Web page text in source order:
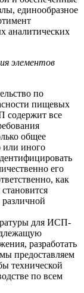
единообразное
аналитических
элементов
по
пищевых
содержит все
общее
или иного
его
как
для ИСП-
разработать
предоставляем
технической
по всем